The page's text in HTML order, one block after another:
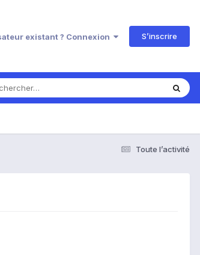
existant ? Connexion S’inscrire
Toute l’activité